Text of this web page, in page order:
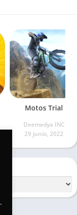
Motos Trial
Deemedya INC
29 junio, 2022
.